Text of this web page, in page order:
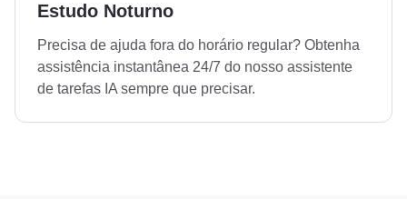
Estudo Noturno
Precisa de ajuda fora do horário regular? Obtenha
assistência instantânea 24/7 do nosso assistente
de tarefas IA sempre que precisar.